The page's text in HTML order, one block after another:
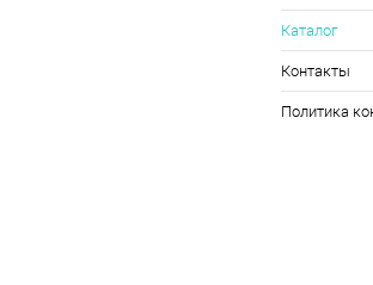
Каталог
Контакты
Политика